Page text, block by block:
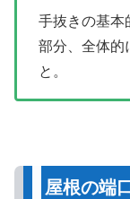
手抜きの基本
部分、全体的
と。
屋根の端